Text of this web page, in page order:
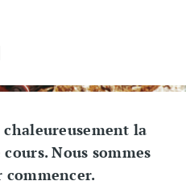
la
Nous sommes